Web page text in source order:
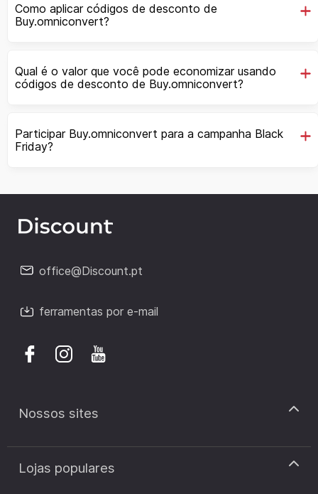
Como aplicar códigos de desconto de
Buy.omniconvert?
Qual é o valor que você pode economizar usando
códigos de desconto de Buy.omniconvert?
Participar Buy.omniconvert para a campanha Black
Friday?
office@Discount.pt
ferramentas por e-mail
Nossos sites
discount.pt
discount.sk
Lojas populares